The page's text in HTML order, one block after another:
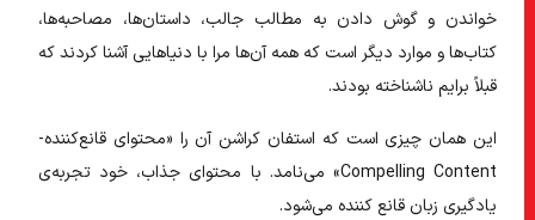
خواندن و گوش دادن به مطالب جالب، داستان‌ها، مصاحبه‌ها،
کتاب‌ها و موارد دیگر است که همه آن‌ها مرا با دنیاهایی آشنا کردند که
قبلاً برایم ناشناخته بودند.
این همان چیزی است که استفان کراشن آن را «محتوای قانع‌کننده-
Compelling Content» می‌نامد. با محتوای جذاب، خود تجربه‌ی
یادگیری زبان قانع کننده می‌شود.